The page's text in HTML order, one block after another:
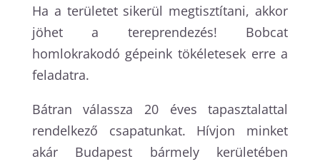
Ha a területet sikerül megtisztítani, akkor
jöhet a tereprendezés! Bobcat
homlokrakodó gépeink tökéletesek erre a
feladatra.
Bátran válassza 20 éves tapasztalattal
rendelkező csapatunkat. Hívjon minket
akár Budapest bármely kerületében